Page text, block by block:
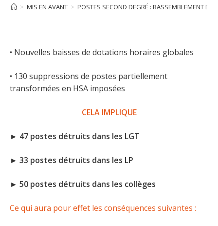
> MIS EN AVANT > POSTES SECOND DEGRÉ : RASSEMBLEMENT
• Nouvelles baisses de dotations horaires globales
• 130 suppressions de postes partiellement
transformées en HSA imposées
CELA IMPLIQUE
► 47 postes détruits dans les LGT
► 33 postes détruits dans les LP
► 50 postes détruits dans les collèges
Ce qui aura pour effet les conséquences suivantes :